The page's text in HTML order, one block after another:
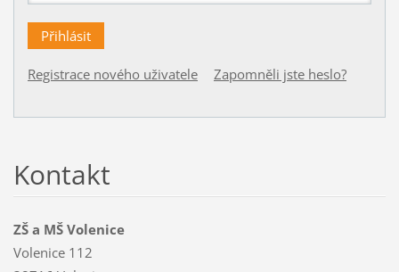
Registrace nového uživatele Zapomněli jste heslo?
Kontakt
ZŠ a MŠ Volenice
Volenice 112